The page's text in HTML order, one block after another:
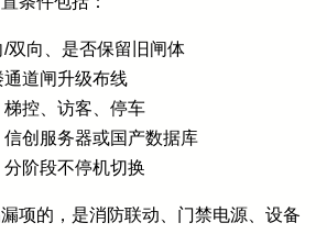
双向、是否保留旧闸体
道闸升级布线
控、访客、停车
创服务器或国产数据库
阶段不停机切换
项的，是消防联动、门禁电源、设备